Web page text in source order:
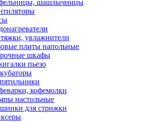
шашлычницы
увлажнители
плиты напольные
шкафы
пьезо
кофемолки
настольные
для стрижки